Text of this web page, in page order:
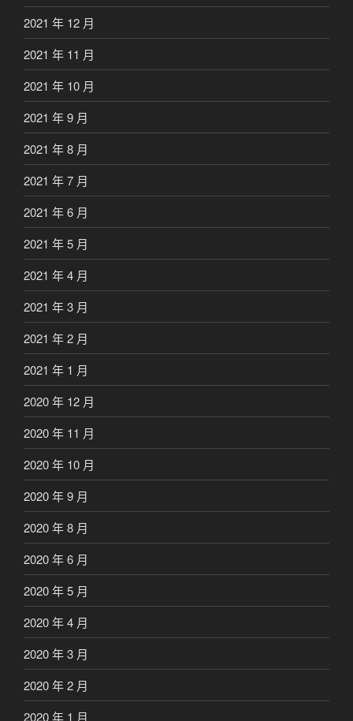
2021 年 12 月
2021 年 11 月
2021 年 10 月
2021 年 9 月
2021 年 8 月
2021 年 7 月
2021 年 6 月
2021 年 5 月
2021 年 4 月
2021 年 3 月
2021 年 2 月
2021 年 1 月
2020 年 12 月
2020 年 11 月
2020 年 10 月
2020 年 9 月
2020 年 8 月
2020 年 6 月
2020 年 5 月
2020 年 4 月
2020 年 3 月
2020 年 2 月
2020 年 1 月